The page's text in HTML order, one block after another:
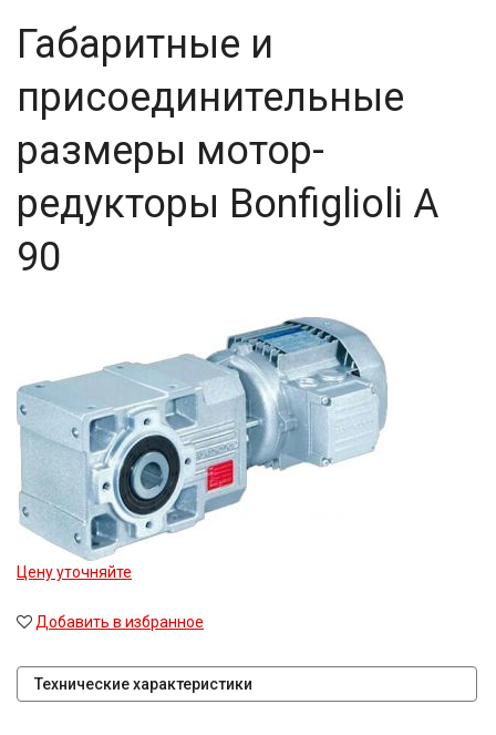
Габаритные и
присоединительные
размеры мотор-
редукторы Bonfiglioli A
90
Цену уточняйте
Добавить в избранное
Технические характеристики